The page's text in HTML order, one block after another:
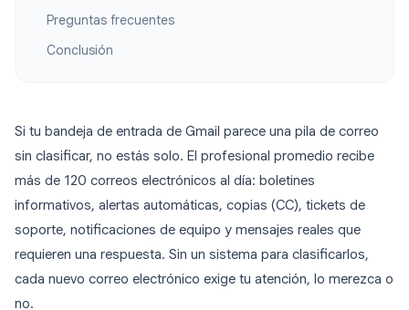
Preguntas frecuentes
Conclusión
Si tu bandeja de entrada de Gmail parece una pila de correo
sin clasificar, no estás solo. El profesional promedio recibe
más de 120 correos electrónicos al día: boletines
informativos, alertas automáticas, copias (CC), tickets de
soporte, notificaciones de equipo y mensajes reales que
requieren una respuesta. Sin un sistema para clasificarlos,
cada nuevo correo electrónico exige tu atención, lo merezca o
no.